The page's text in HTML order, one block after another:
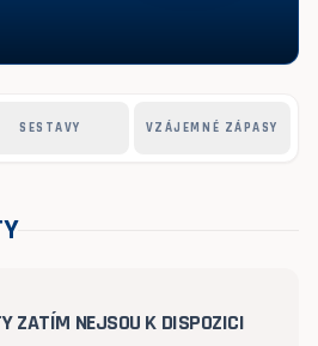
SESTAVY VZÁJEMNÉ ZÁPASY
ZATÍM NEJSOU K DISPOZICI